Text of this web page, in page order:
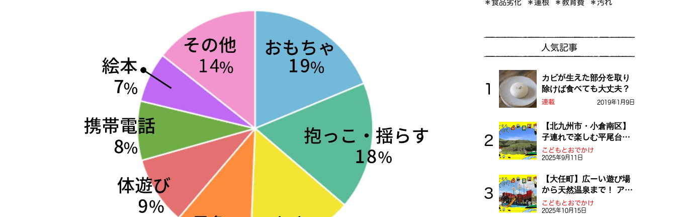
＊食品劣化 ＊蓮根 ＊教育費 ＊汚れ
人気記事
カビが生えた部分を取り
除けば食べても大丈夫？
連載 2019年1月9日
【北九州市・小倉南区】
子連れで楽しむ平尾台！
ふしぎな草原や千仏鍾乳
洞を探検しよう！
こどもとおでかけ
2025年9月11日
【大任町】広ーい遊び場
から天然温泉まで！ アミ
ューズメントな道の駅・
おおとう桜街道
こどもとおでかけ
2025年10月15日